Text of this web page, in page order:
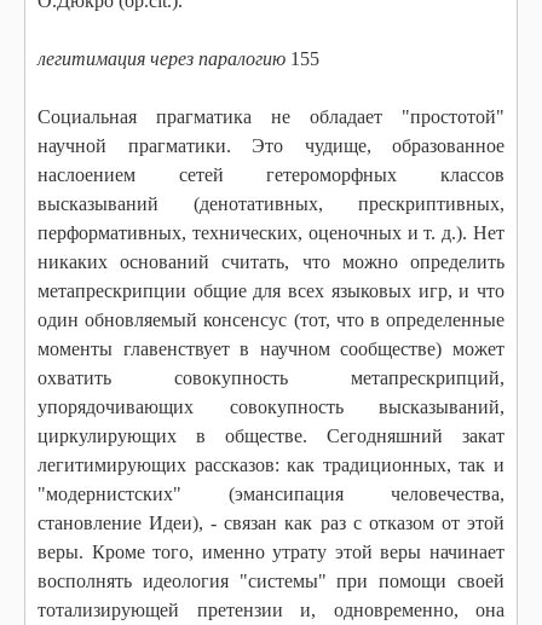
легитимация через паралогию 155
Социальная прагматика не обладает "простотой"
научной прагматики. Это чудище, образованное
наслоением сетей гетероморфных классов
высказываний (денотативных, прескриптивных,
перформативных, технических, оценочных и т. д.). Нет
никаких оснований считать, что можно определить
метапрескрипции общие для всех языковых игр, и что
один обновляемый консенсус (тот, что в определенные
моменты главенствует в научном сообществе) может
охватить совокупность метапрескрипций,
упорядочивающих совокупность высказываний,
циркулирующих в обществе. Сегодняшний закат
легитимирующих рассказов: как традиционных, так и
"модернистских" (эмансипация человечества,
становление Идеи), - связан как раз с отказом от этой
веры. Кроме того, именно утрату этой веры начинает
восполнять идеология "системы" при помощи своей
тотализирующей претензии и, одновременно, она